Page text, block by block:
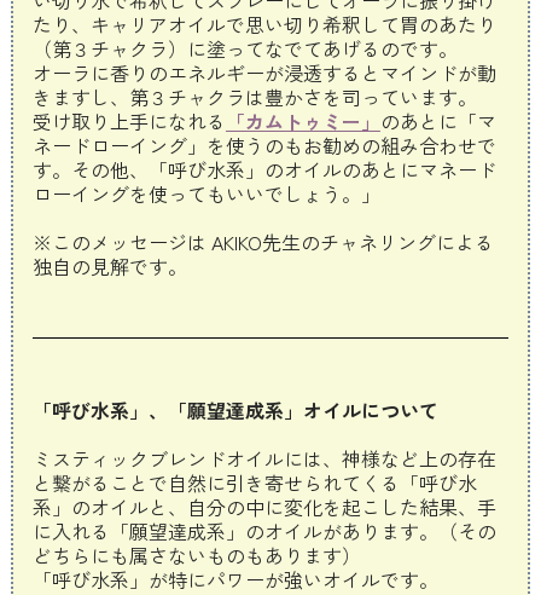
たり、キャリアオイルで思い切り希釈して胃のあたり
（第３チャクラ）に塗ってなでてあげるのです。
オーラに香りのエネルギーが浸透するとマインドが動
きますし、第３チャクラは豊かさを司っています。
受け取り上手になれる 「カムトゥミー」 のあとに「マ
ネードローイング」を使うのもお勧めの組み合わせで
す。その他、「呼び水系」のオイルのあとにマネード
ローイングを使ってもいいでしょう。」
※このメッセージは AKIKO先生のチャネリングによる
独自の見解です。
「呼び水系」、「願望達成系」オイルについて
ミスティックブレンドオイルには、神様など上の存在
と繋がることで自然に引き寄せられてくる「呼び水
系」のオイルと、自分の中に変化を起こした結果、手
に入れる「願望達成系」のオイルがあります。（その
どちらにも属さないものもあります）
「呼び水系」が特にパワーが強いオイルです。